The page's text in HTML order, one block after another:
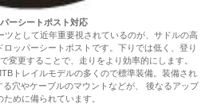
パーシートポスト対応
ツとして近年重要視されているのが、サドルの高
ッパーシートポストです。下りでは低く、登り
変更することで、走りをより効率的にします。
トレイルモデルの多くので標準装備。装備され
穴やケーブルのマウントなどが、 後なるアップ
ために備られています。